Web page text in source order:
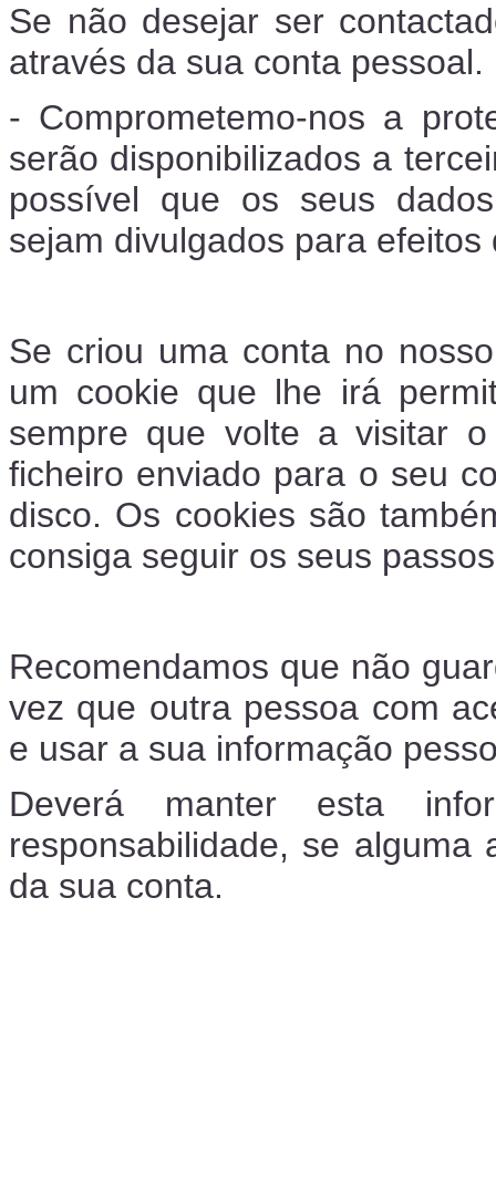
Se não desejar ser
através da sua conta pessoal.
- Comprometemo-nos a
serão disponibilizados a
possível que os seus
sejam divulgados para
Se criou uma conta no
um cookie que lhe irá
sempre que volte a visitar
ficheiro enviado para o seu
disco. Os cookies são
consiga seguir os seus
Recomendamos que não
vez que outra pessoa com
e usar a sua informação
Deverá manter esta
responsabilidade, se
da sua conta.